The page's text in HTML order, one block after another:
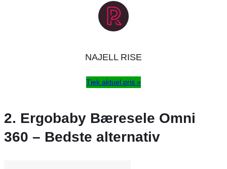
NAJELL RISE
Tjek aktuel pris »
2. Ergobaby Bæresele Omni
360 – Bedste alternativ